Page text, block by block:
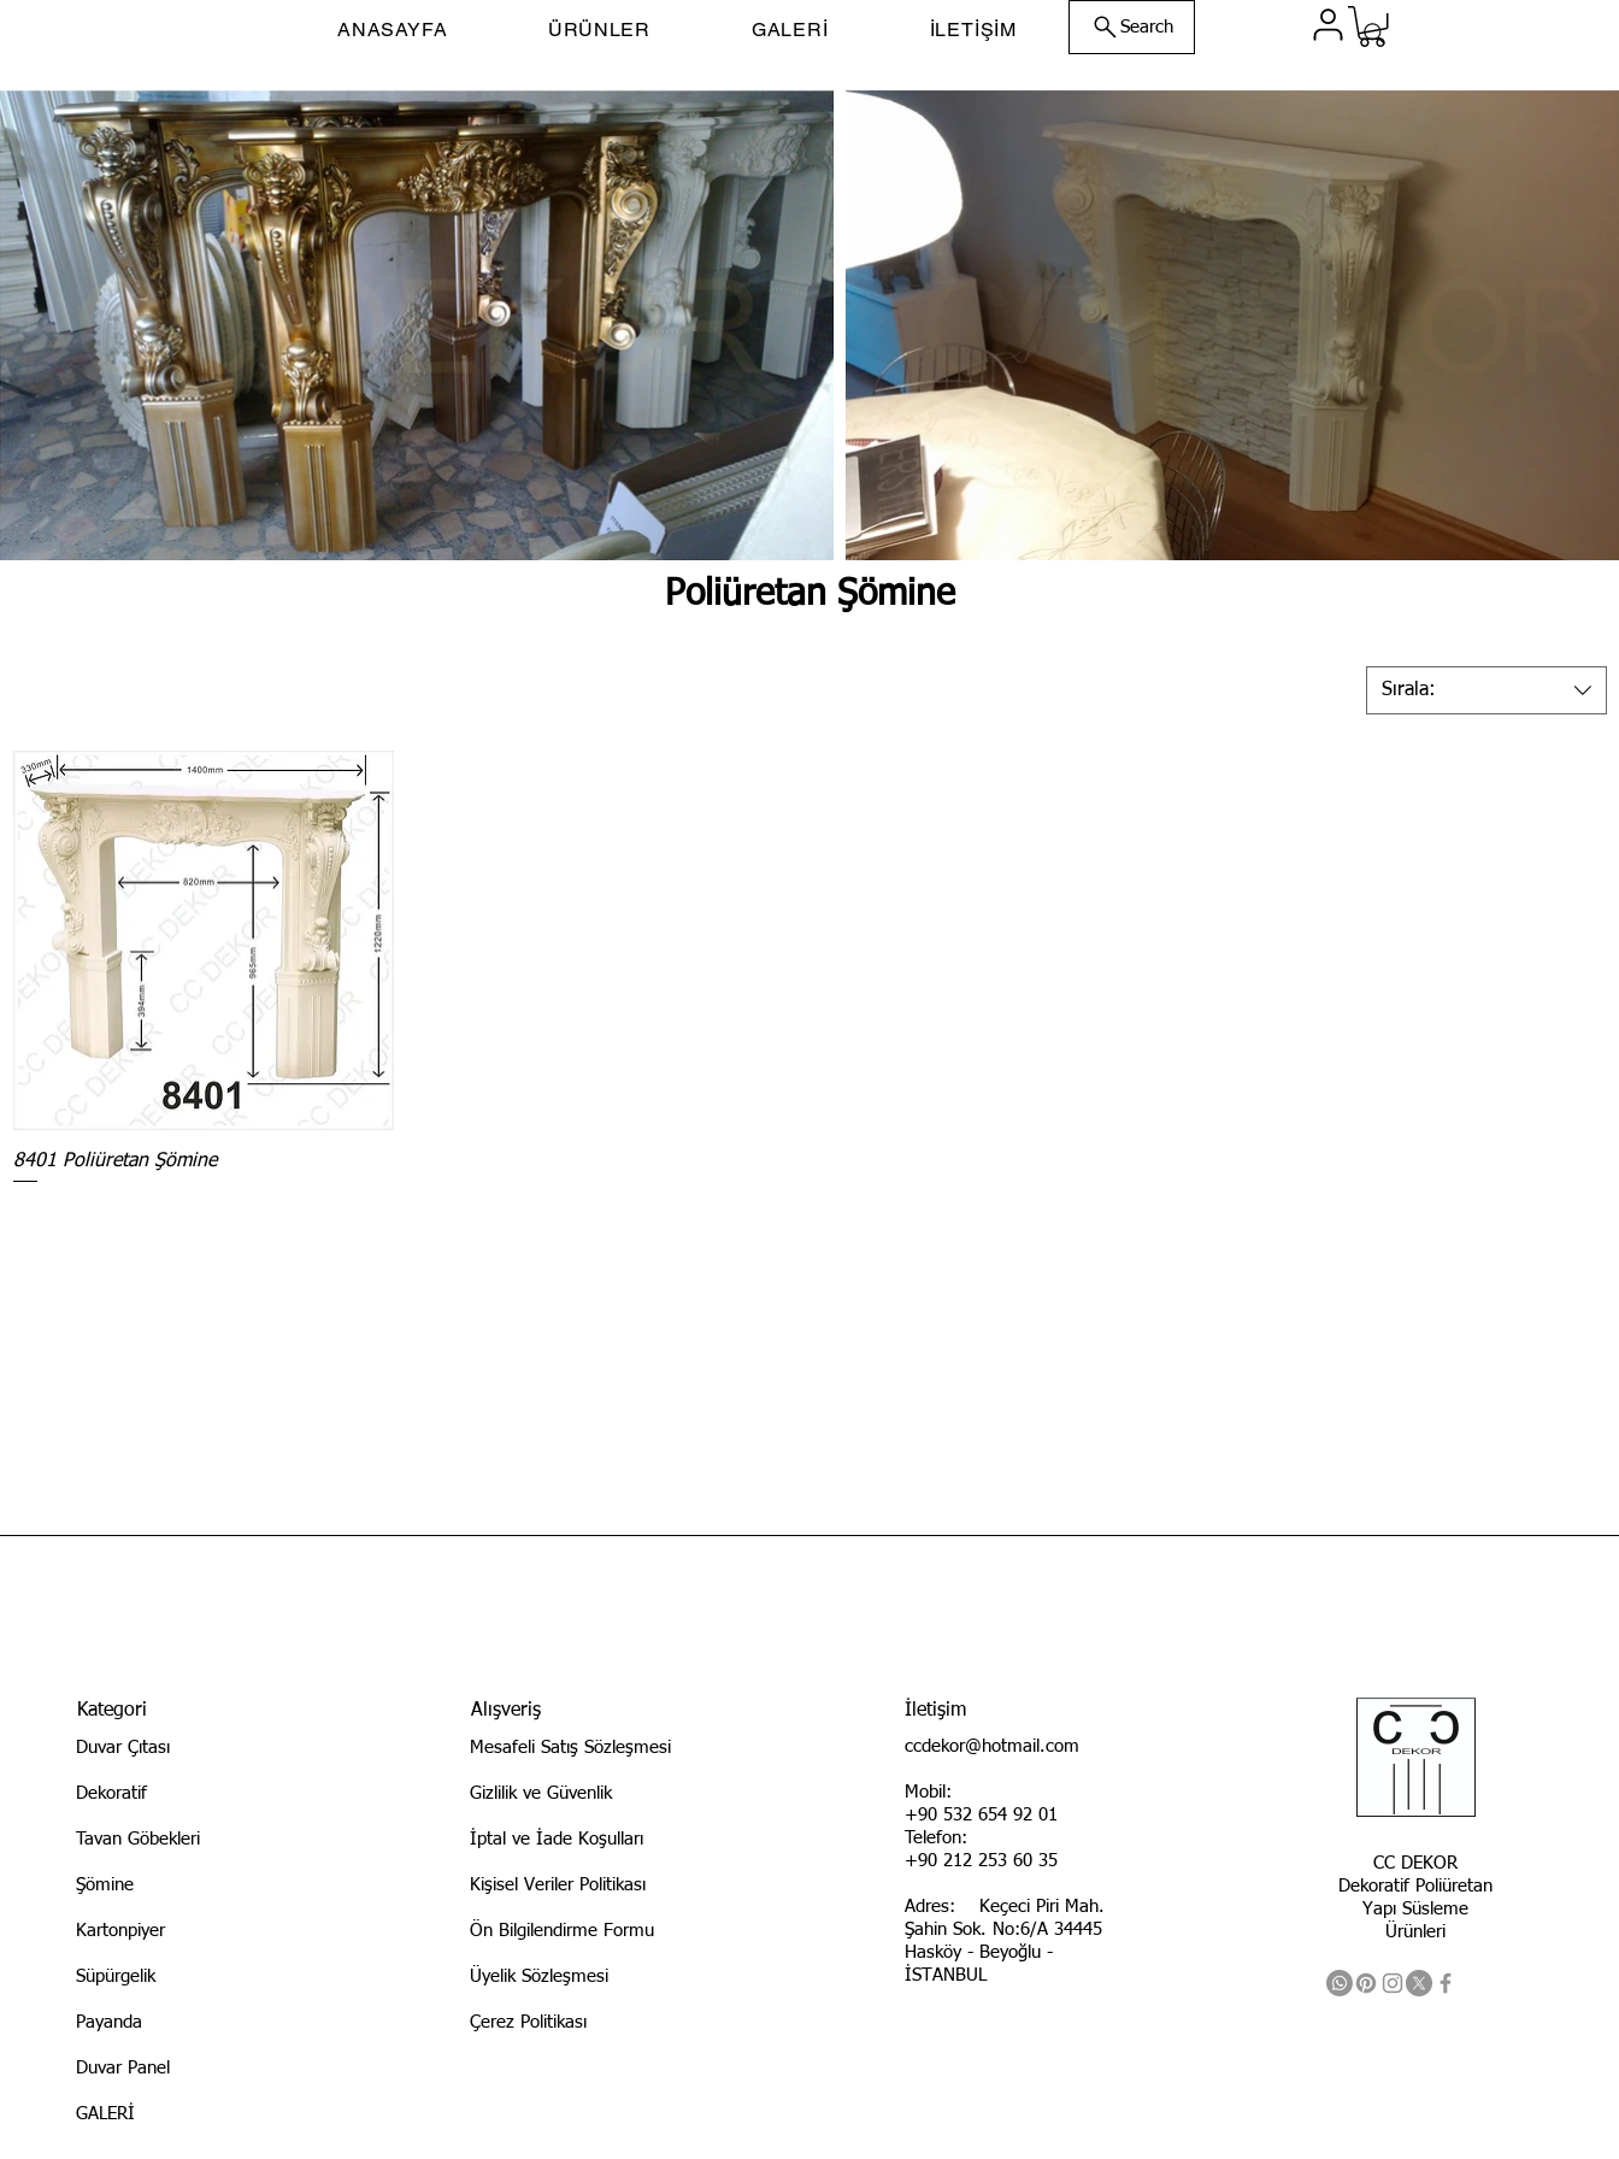
ANASAYFA ÜRÜNLER GALERİ İLETİŞİM Search
Poliüretan Şömine
Sırala:
8401 Poliüretan Şömine
Kategori
Duvar Çıtası
Dekoratif
Tavan Göbekleri
Şömine
Kartonpiyer
Süpürgelik
Payanda
Duvar Panel
GALERİ
Alışveriş
Mesafeli Satış Sözleşmesi
Gizlilik ve Güvenlik
İptal ve İade Koşulları
Kişisel Veriler Politikası
Ön Bilgilendirme Formu
Üyelik Sözleşmesi
Çerez Politikası
İletişim
ccdekor@hotmail.com
Mobil:
+90 532 654 92 01
Telefon:
+90 212 253 60 35
Adres: Keçeci Piri Mah.
Şahin Sok. No:6/A 34445
Hasköy - Beyoğlu -
İSTANBUL
CC DEKOR
Dekoratif Poliüretan
Yapı Süsleme
Ürünleri